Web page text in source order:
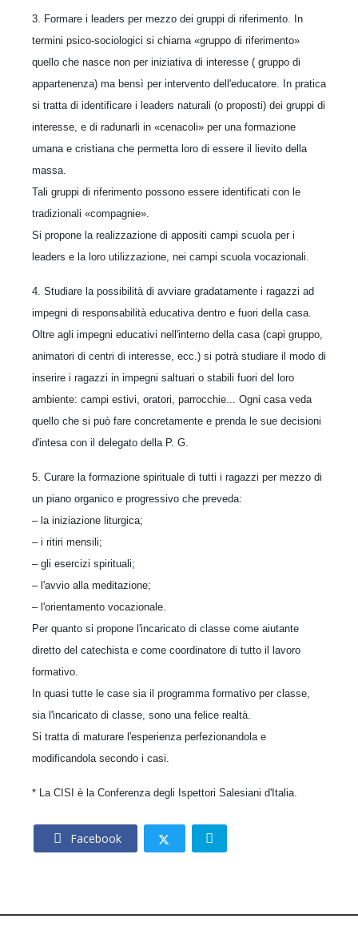
3. Formare i leaders per mezzo dei gruppi di riferimento. In
termini psico-sociologici si chiama «gruppo di riferimento»
quello che nasce non per iniziativa di interesse ( gruppo di
appartenenza) ma bensì per intervento dell'educatore. In pratica
si tratta di identificare i leaders naturali (o proposti) dei gruppi di
interesse, e di radunarli in «cenacoli» per una formazione
umana e cristiana che permetta loro di essere il lievito della
massa.
Tali gruppi di riferimento possono essere identificati con le
tradizionali «compagnie».
Si propone la realizzazione di appositi campi scuola per i
leaders e la loro utilizzazione, nei campi scuola vocazionali.
4. Studiare la possibilità di avviare gradatamente i ragazzi ad
impegni di responsabilità educativa dentro e fuori della casa.
Oltre agli impegni educativi nell'interno della casa (capi gruppo,
animatori di centri di interesse, ecc.) si potrà studiare il modo di
inserire i ragazzi in impegni saltuari o stabili fuori del loro
ambiente: campi estivi, oratori, parrocchie... Ogni casa veda
quello che si può fare concretamente e prenda le sue decisioni
d'intesa con il delegato della P. G.
5. Curare la formazione spirituale di tutti i ragazzi per mezzo di
un piano organico e progressivo che preveda:
– la iniziazione liturgica;
– i ritiri mensili;
– gli esercizi spirituali;
– l'avvio alla meditazione;
– l'orientamento vocazionale.
Per quanto si propone l'incaricato di classe come aiutante
diretto del catechista e come coordinatore di tutto il lavoro
formativo.
In quasi tutte le case sia il programma formativo per classe,
sia l'incaricato di classe, sono una felice realtà.
Si tratta di maturare l'esperienza perfezionandola e
modificandola secondo i casi.
* La CISI è la Conferenza degli Ispettori Salesiani d'Italia.
Facebook